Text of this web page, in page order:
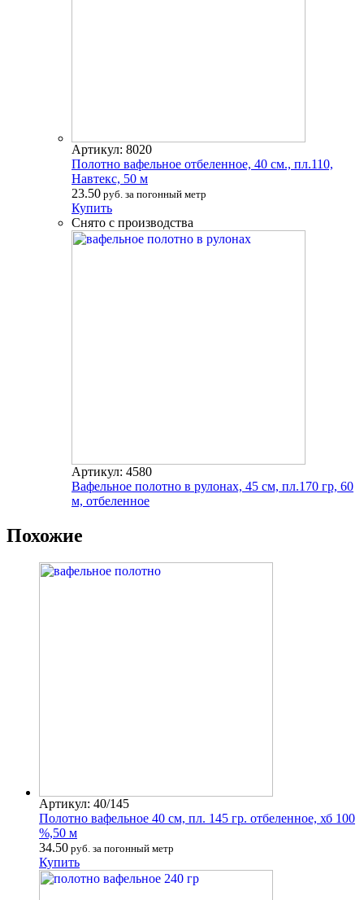
Артикул: 8020
Полотно вафельное отбеленное, 40 см., пл.110,
Навтекс, 50 м
23.50 руб. за погонный метр
Купить
Снято с производства
Артикул: 4580
Вафельное полотно в рулонах, 45 см, пл.170 гр, 60
м, отбеленное
Похожие
Артикул: 40/145
Полотно вафельное 40 см, пл. 145 гр. отбеленное, хб 100
%,50 м
34.50 руб. за погонный метр
Купить